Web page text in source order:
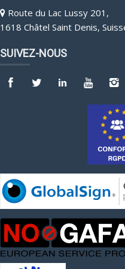
Route du Lac Lussy 201,
1618 Châtel Saint Denis,
SUIVEZ-NOUS